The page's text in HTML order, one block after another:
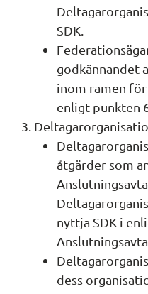
SDK.
godkännandet
inom ramen
enligt punkten
åtgärder som
nyttja SDK i
dess